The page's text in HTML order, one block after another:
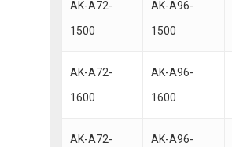
AK-A72-
1500
AK-A96-
1500
AK-A72-
1600
AK-A96-
1600
AK-A72-
AK-A96-